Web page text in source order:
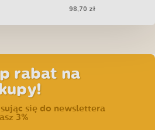
98,70 zł
rabat na
się do newslettera
3%